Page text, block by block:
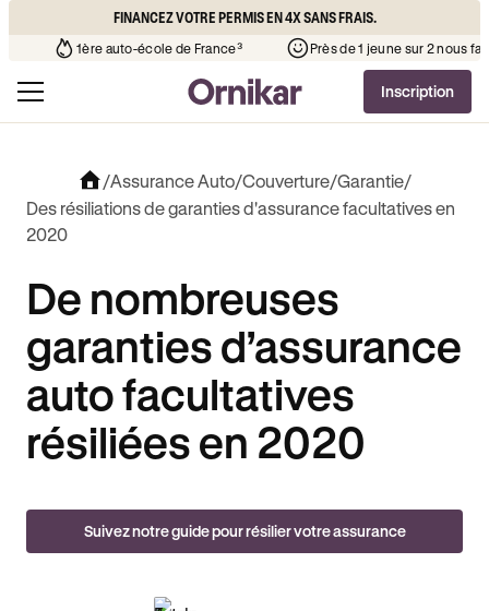
FINANCEZ VOTRE PERMIS EN 4X SANS FRAIS.
que l’auto-école de votre quartier¹ 1ère auto-école de France³
Inscription
/Assurance Auto/Couverture/Garantie/
Des résiliations de garanties d'assurance facultatives en
2020
De nombreuses
garanties d’assurance
auto facultatives
résiliées en 2020
Suivez notre guide pour résilier votre assurance